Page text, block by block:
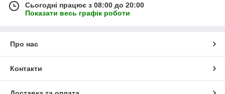
Сьогодні працює з 08:00 до 20:00
Показати весь графік роботи
Про нас
Контакти